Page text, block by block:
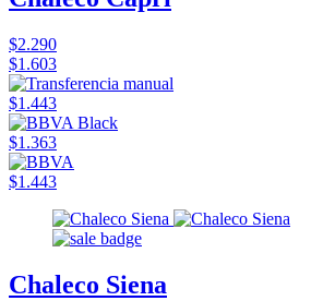
$2.290
$1.603
$1.443
$1.363
$1.443
Chaleco Siena